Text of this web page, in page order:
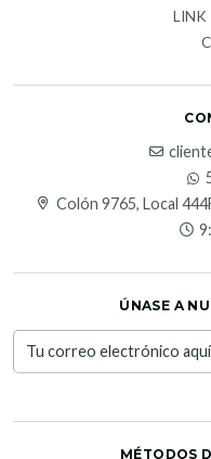
LINK
Colón 9765, Local
ÚNASE A
MÉTODOS